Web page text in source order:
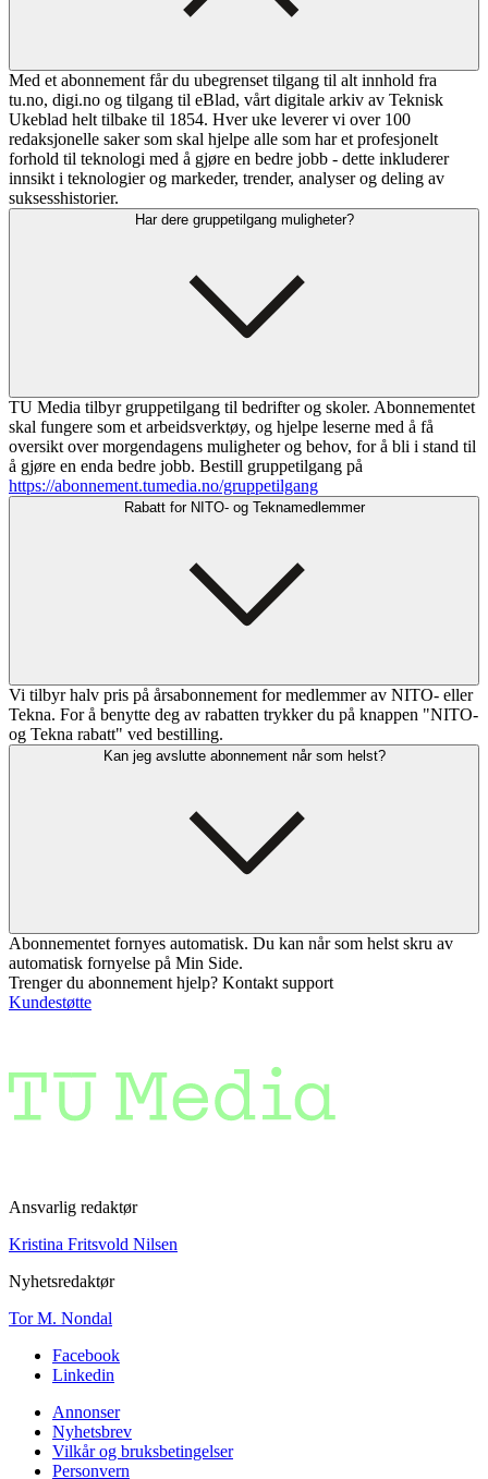
Med et abonnement får du ubegrenset tilgang til alt innhold fra
tu.no, digi.no og tilgang til eBlad, vårt digitale arkiv av Teknisk
Ukeblad helt tilbake til 1854. Hver uke leverer vi over 100
redaksjonelle saker som skal hjelpe alle som har et profesjonelt
forhold til teknologi med å gjøre en bedre jobb - dette inkluderer
innsikt i teknologier og markeder, trender, analyser og deling av
suksesshistorier.
Har dere gruppetilgang muligheter?
TU Media tilbyr gruppetilgang til bedrifter og skoler. Abonnementet
skal fungere som et arbeidsverktøy, og hjelpe leserne med å få
oversikt over morgendagens muligheter og behov, for å bli i stand til
å gjøre en enda bedre jobb. Bestill gruppetilgang på
https://abonnement.tumedia.no/gruppetilgang
Rabatt for NITO- og Teknamedlemmer
Vi tilbyr halv pris på årsabonnement for medlemmer av NITO- eller
Tekna. For å benytte deg av rabatten trykker du på knappen "NITO-
og Tekna rabatt" ved bestilling.
Kan jeg avslutte abonnement når som helst?
Abonnementet fornyes automatisk. Du kan når som helst skru av
automatisk fornyelse på Min Side.
Trenger du abonnement hjelp? Kontakt support
Kundestøtte
Ansvarlig redaktør
Kristina Fritsvold Nilsen
Nyhetsredaktør
Tor M. Nondal
Facebook
Linkedin
Annonser
Nyhetsbrev
Vilkår og bruksbetingelser
Personvern